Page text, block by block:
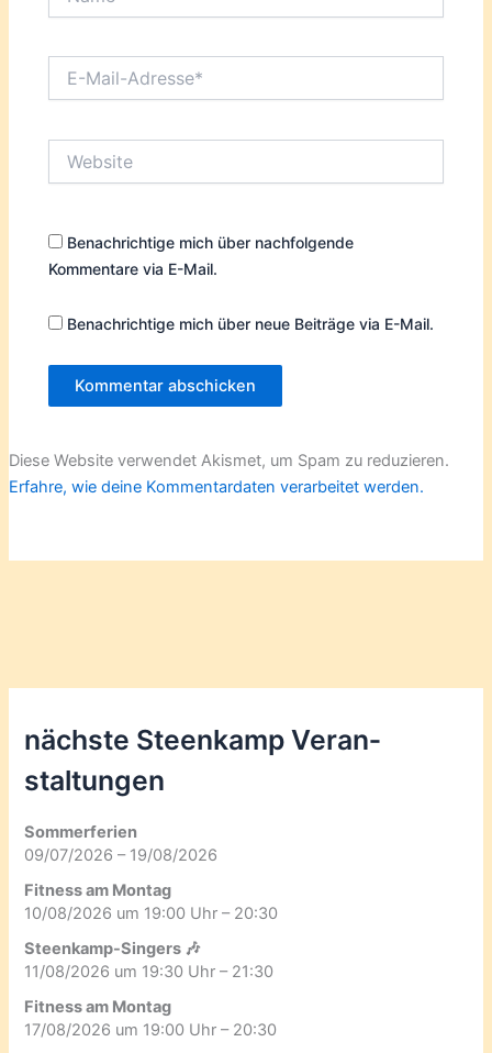
Mail-
Benachrichtige mich über nachfolgende
Kommentare via E-Mail.
Benachrichtige mich über neue Beiträge via E-Mail.
Diese Website verwendet Akismet, um Spam zu reduzieren.
Erfahre, wie deine Kommentardaten verarbeitet werden.
nächste Steenkamp Veran­
staltungen
Sommerferien
09/07/2026 – 19/08/2026
Fitness am Montag
10/08/2026 um 19:00 Uhr – 20:30
Steenkamp-Singers 🎶
11/08/2026 um 19:30 Uhr – 21:30
Fitness am Montag
17/08/2026 um 19:00 Uhr – 20:30